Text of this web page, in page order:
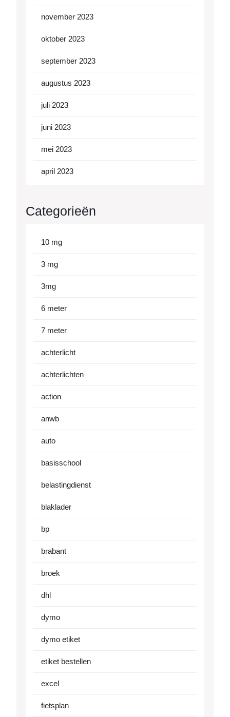
november 2023
oktober 2023
september 2023
augustus 2023
juli 2023
juni 2023
mei 2023
april 2023
Categorieën
10 mg
3 mg
3mg
6 meter
7 meter
achterlicht
achterlichten
action
anwb
auto
basisschool
belastingdienst
blaklader
bp
brabant
broek
dhl
dymo
dymo etiket
etiket bestellen
excel
fietsplan